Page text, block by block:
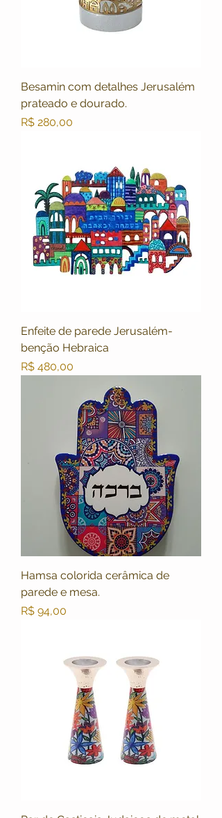
Besamin com detalhes Jerusalém
prateado e dourado.
Preço
R$ 280,00
Enfeite de parede Jerusalém-
benção Hebraica
Preço
R$ 480,00
Hamsa colorida cerâmica de
parede e mesa.
Preço
R$ 94,00